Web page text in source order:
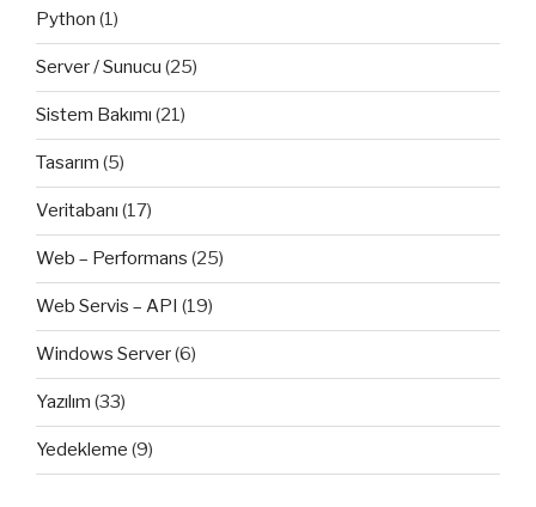
Python (1)
Server / Sunucu (25)
Sistem Bakımı (21)
Tasarım (5)
Veritabanı (17)
Web – Performans (25)
Web Servis – API (19)
Windows Server(6)
Yazılım (33)
Yedekleme (9)